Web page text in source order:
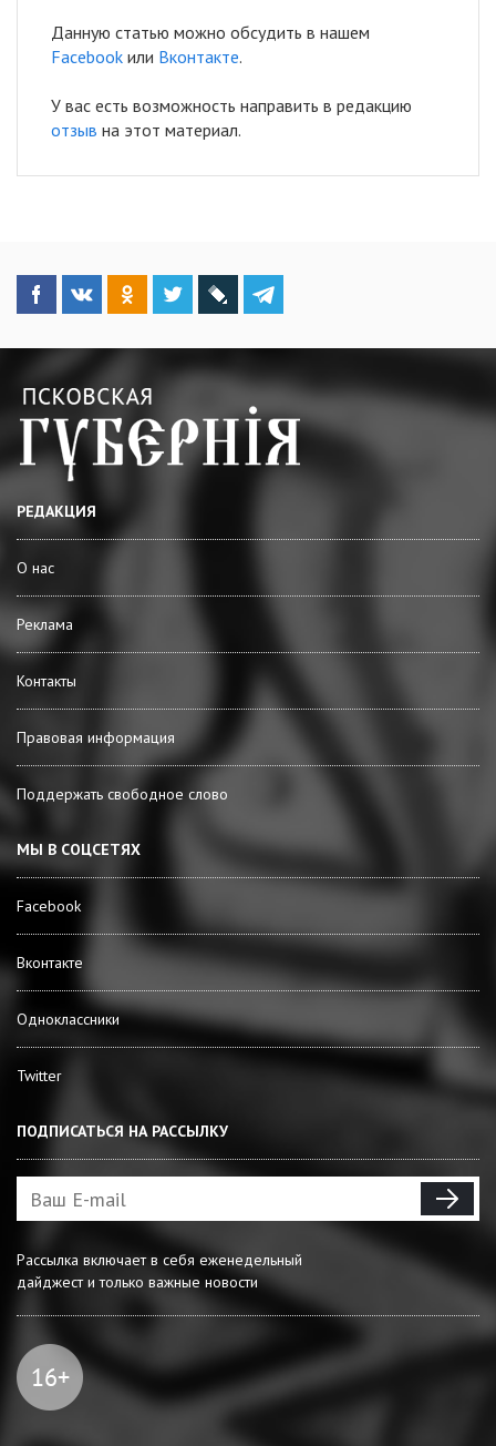
Данную статью можно обсудить в нашем
Facebook или Вконтакте.
У вас есть возможность направить в редакцию
отзыв на этот материал.
РЕДАКЦИЯ
О нас
Реклама
Контакты
Правовая информация
Поддержать свободное слово
МЫ В СОЦСЕТЯХ
Facebook
Вконтакте
Одноклассники
Twitter
ПОДПИСАТЬСЯ НА РАССЫЛКУ
Рассылка включает в себя еженедельный
дайджест и только важные новости